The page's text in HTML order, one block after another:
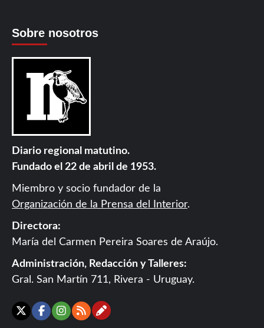
Sobre nosotros
Diario regional matutino.
Fundado el 22 de abril de 1953.
Miembro y socio fundador de la
Organización de la Prensa del Interior.
Directora:
María del Carmen Pereira Soares de Araújo.
Administración, Redacción y Talleres:
Gral. San Martín 711, Rivera - Uruguay.
X Facebook
Instagram
RSSContáctanos